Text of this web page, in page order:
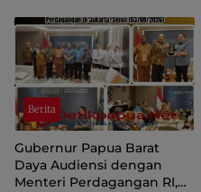
Berita
Gubernur Papua Barat
Daya Audiensi dengan
Menteri Perdagangan RI,